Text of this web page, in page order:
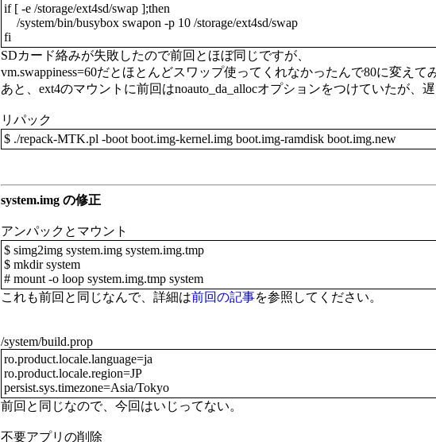
if [ -e /storage/ext4sd/swap ];then
/system/bin/busybox swapon -p 10 /storage/ext4sd/swap
fi
SDカード絡みが失敗したので前回とほぼ同じですが、
vm.swappiness=60だとほとんどスワップ使ってくれなかったんで80に変えて
あと、ext4のマウントに前回はnoauto_da_allocオプションをつけていたが、遅
リパック
$ ./repack-MTK.pl -boot boot.img-kernel.img boot.img-ramdisk boot.img.new
system.img の修正
アンパックとマウント
$ simg2img system.img system.img.tmp
$ mkdir system
# mount -o loop system.img.tmp system
これも前回と同じなんで、詳細は前回の記事を参照してください。
/system/build.prop
ro.product.locale.language=ja
ro.product.locale.region=JP
persist.sys.timezone=Asia/Tokyo
前回と同じなので、今回はいじってない。
不要アプリの削除